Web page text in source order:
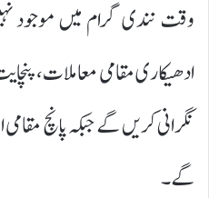
وقت نندی گرام میں موجود
ادھیکاری مقامی معاملات،
نگرانی کریں گے جبکہ پانچ
گے۔